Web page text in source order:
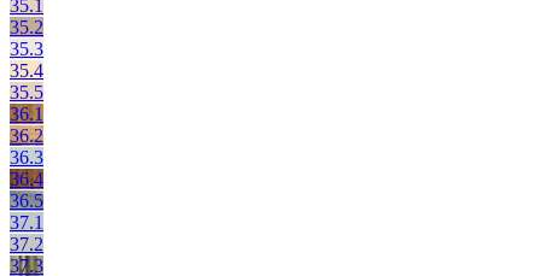
35.1
35.2
35.3
35.4
35.5
36.1
36.2
36.3
36.4
36.5
37.1
37.2
37.3